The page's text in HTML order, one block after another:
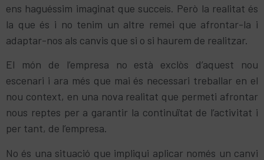
ens haguéssim imaginat que succeís. Però la realitat és
la que és i no tenim un altre remei que afrontar-la i
adaptar-nos als canvis que si o si haurem de realitzar.
El món de l’empresa no està exclòs d’aquest nou
escenari i ara més que mai és necessari treballar en el
nou context, en una nova realitat que permeti afrontar
nous reptes per a garantir la continuïtat de l’activitat i
per tant, de l’empresa.
No és una situació que impliqui aplicar només un canvi